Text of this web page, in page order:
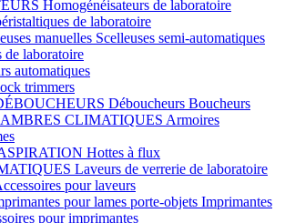
Homogénéisateurs de laboratoire
de laboratoire
manuelles Scelleuses semi-automatiques
de laboratoire
automatiques
trimmers
Déboucheurs Boucheurs
CLIMATIQUES Armoires
Hottes à flux
Laveurs de verrerie de laboratoire
pour laveurs
pour lames porte-objets Imprimantes
pour imprimantes